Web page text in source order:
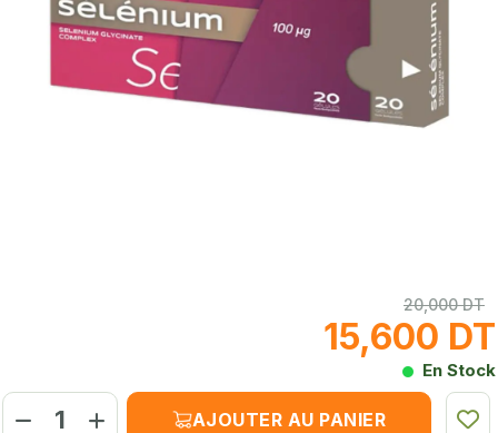
20,000 DT
15,600 DT
En Stock
AJOUTER AU PANIER